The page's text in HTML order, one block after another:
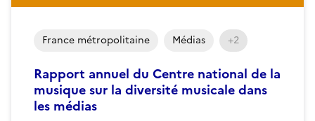
Rapport annuel du Centre national de la
musique sur la diversité musicale dans
les médias
France métropolitaine Médias +2